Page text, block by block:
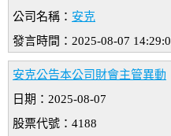
公司名稱： 安克
發言時間：2025-08-07
安克公告本公司財會主管異動
日期：2025-08-07
股票代號：4188